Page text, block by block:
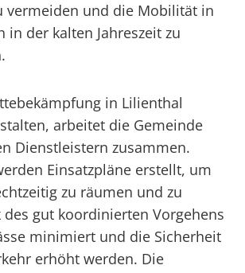
vermeiden und die Mobilität in
in der kalten Jahreszeit zu
in Lilienthal
arbeitet die Gemeinde
Dienstleistern zusammen.
Einsatzpläne erstellt, um
zu räumen und zu
des gut koordinierten Vorgehens
minimiert und die Sicherheit
erhöht werden. Die